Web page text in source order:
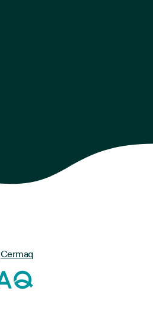
Cermaq